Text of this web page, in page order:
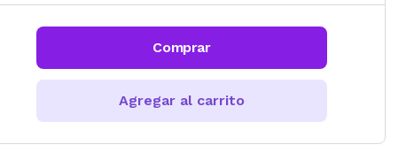
CALCULAR
Comprar
Agregar al carrito